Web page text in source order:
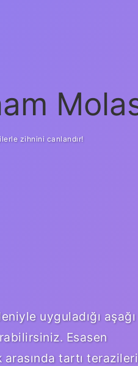
zihnini canlandır!
uyguladığı aşağı
Esasen
tartı